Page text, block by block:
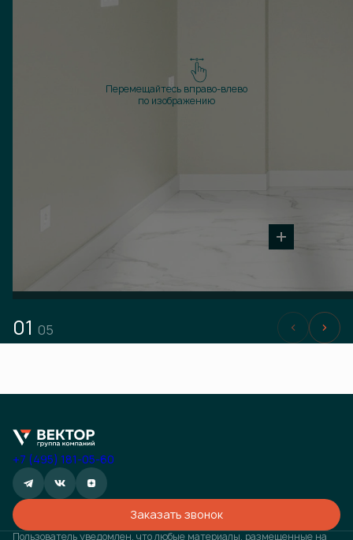
Перемещайтесь вправо-влево
по изображению
01 05
+7 (495) 181-05-60
Заказать звонок
Пользователь уведомлен, что любые материалы, размещенные на